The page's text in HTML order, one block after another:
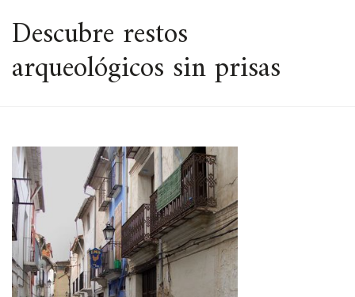
ESPACIO
Descubre restos
arqueológicos sin prisas